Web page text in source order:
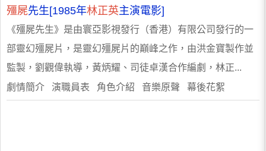
殭屍先生[1985年林正英主演電影]
《殭屍先生》是由寰亞影視發行（香港）有限公司發行的一
部靈幻殭屍片，是靈幻殭屍片的巔峰之作，由洪金寶製作並
監製，劉觀偉執導，黃炳耀、司徒卓漢合作編劇，林正...
劇情簡介 演職員表 角色介紹 音樂原聲 幕後花絮